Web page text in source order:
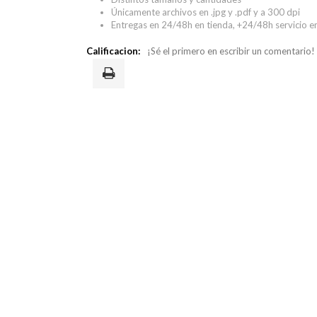
Únicamente archivos en .jpg y .pdf y a 300 dpi
Entregas en 24/48h en tienda, +24/48h servicio
Calificacion: ¡Sé el primero en escribir un comentario!